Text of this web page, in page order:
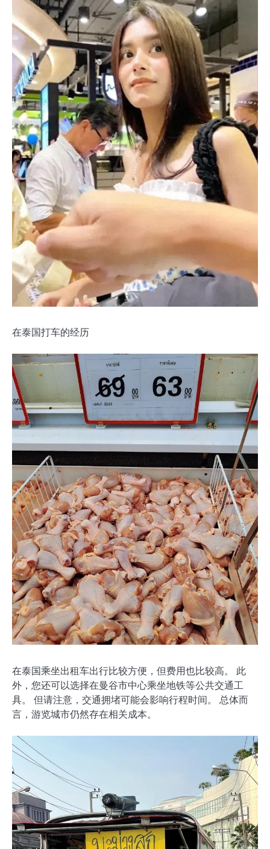
在泰国打车的经历
在泰国乘坐出租车出行比较方便，但费用也比较高。 此
外，您还可以选择在曼谷市中心乘坐地铁等公共交通工
具。 但请注意，交通拥堵可能会影响行程时间。 总体而
言，游览城市仍然存在相关成本。